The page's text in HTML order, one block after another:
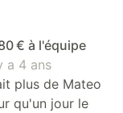
€ à l'équipe
4 ans
plus de Mateo
qu'un jour le